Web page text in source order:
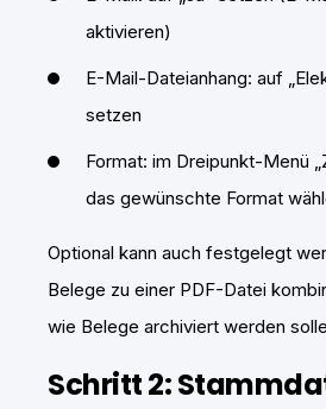
aktivieren)
E-Mail-Dateianhang: auf
setzen
Format: im Dreipunkt-Menü
das gewünschte Format
Optional kann auch festgelegt
Belege zu einer PDF-Datei
wie Belege archiviert werden
Schritt 2: